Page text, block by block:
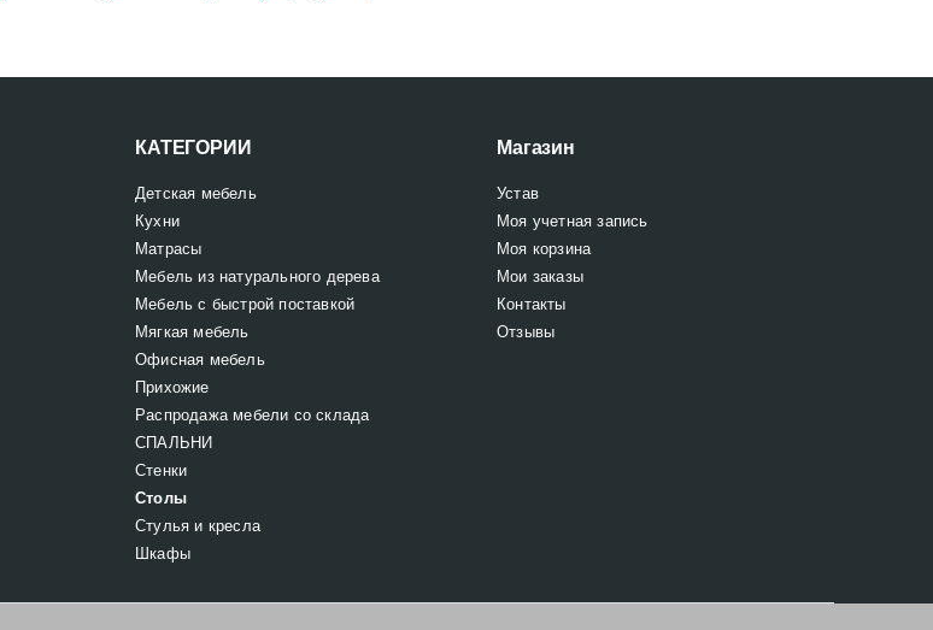
КАТЕГОРИИ
Детская мебель
Кухни
Матрасы
Мебель из натурального дерева
Мебель с быстрой поставкой
Мягкая мебель
Офисная мебель
Прихожие
Распродажа мебели со склада
СПАЛЬНИ
Стенки
Столы
Стулья и кресла
Шкафы
Магазин
Устав
Моя учетная запись
Моя корзина
Мои заказы
Контакты
Отзывы